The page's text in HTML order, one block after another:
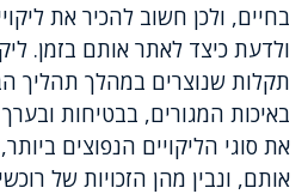
בחיים, ולכן חשוב להכיר את
ולדעת כיצד לאתר אותם בזמן.
תקלות שנוצרים במהלך תהליך
באיכות המגורים, בבטיחות
את סוגי הליקויים הנפוצים
אותם, ונבין מהן הזכויות של